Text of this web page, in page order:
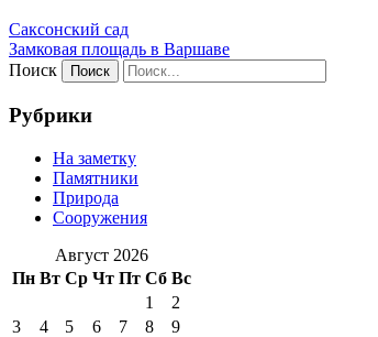
Саксонский сад
Замковая площадь в Варшаве
Поиск
Рубрики
На заметку
Памятники
Природа
Сооружения
Август 2026
Пн Вт Ср Чт Пт Сб Вс
1
2
3
4 5 6 7 8
9